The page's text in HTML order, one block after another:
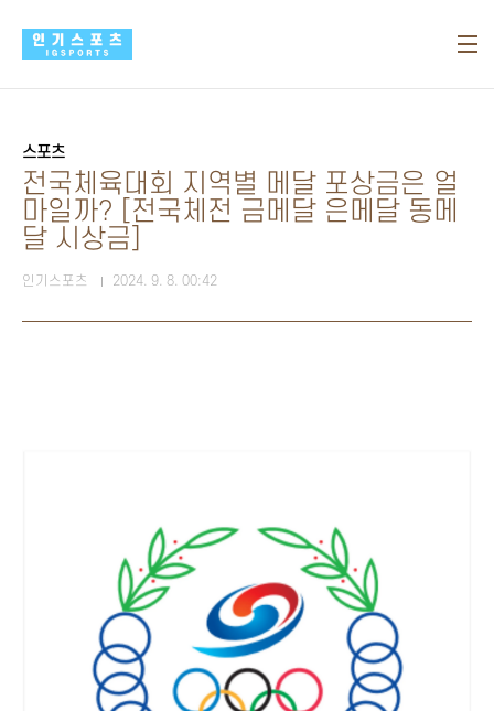
스포츠
전국체육대회 지역별 메달 포상금은 얼
마일까? [전국체전 금메달 은메달 동메
달 시상금]
인기스포츠 2024. 9. 8. 00:42